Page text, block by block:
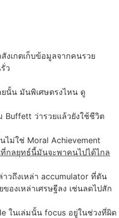
เกตเก็บข้อมูลจากคนรวย
ว
ยนั้น มันพิเศษตรงไหน ดู
Buffett ว่ารวยแล้วยังใช้ชีวิต
ไม่ใช่ Moral Achievement
กลยุทธ์นี้มันจะพาคนไปได้ไกล
วถึงเหล่า accumulator ที่ดัน
งเหล่าเศรษฐีลง เช่นลดไปสัก
ในเล่มนั้น focus อยู่ในช่วงที่ผิด